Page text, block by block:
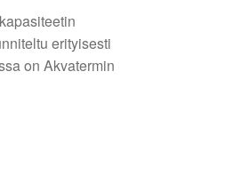
erityisesti
on Akvatermin